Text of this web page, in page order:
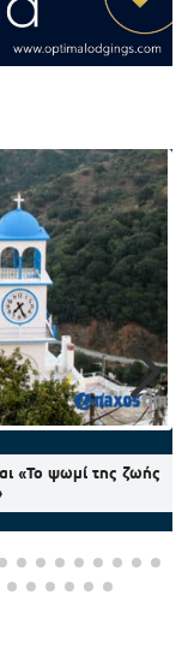
«Το ψωμί της ζωής